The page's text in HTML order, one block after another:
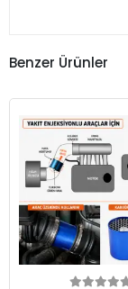
Benzer Ürünler